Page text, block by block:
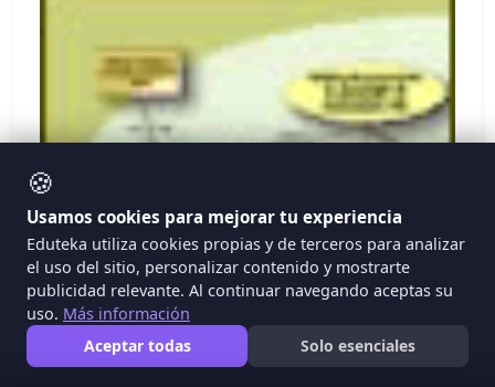
🍪
Usamos cookies para mejorar tu experiencia
Eduteka utiliza cookies propias y de terceros para analizar
el uso del sitio, personalizar contenido y mostrarte
publicidad relevante. Al continuar navegando aceptas su
uso. Más información
Aceptar todas
Solo esenciales